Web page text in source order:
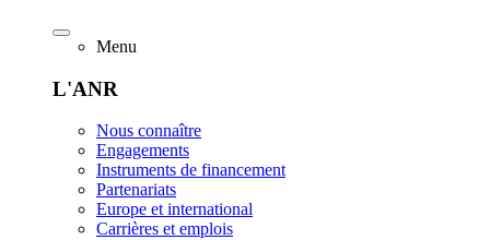
Menu
L'ANR
Nous connaître
Engagements
Instruments de financement
Partenariats
Europe et international
Carrières et emplois